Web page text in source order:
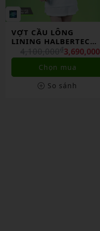
Vợt cầu lông Lining
Halbertec 9000 Power
chính hãng 5,200,000
Chọn mua
So sánh